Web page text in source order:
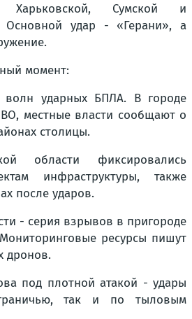
Харьковской, Сумской и
Основной удар - «Герани», а
момент:
волн ударных БПЛА. В городе
местные власти сообщают о
столицы.
области фиксировались
инфраструктуры, также
после ударов.
- серия взрывов в пригороде
ресурсы пишут
дронов.
под плотной атакой - удары
так и по тыловым